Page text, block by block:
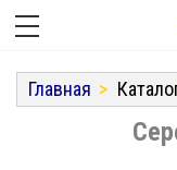
Главная